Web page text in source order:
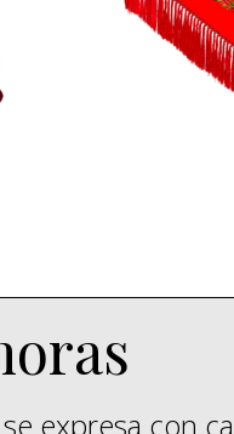
expresa con